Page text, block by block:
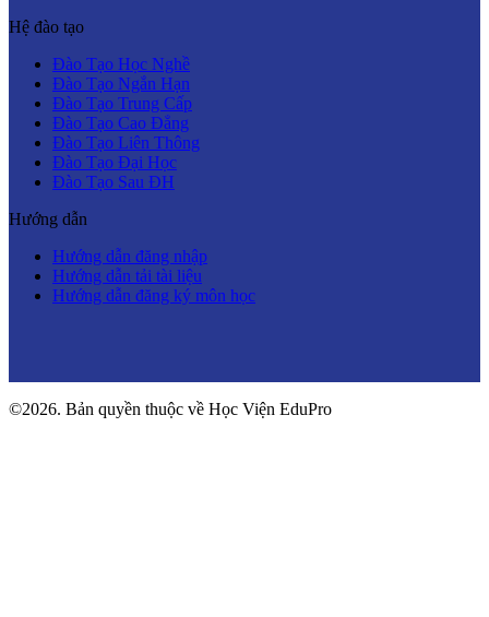
Hệ đào tạo
Đào Tạo Học Nghề
Đào Tạo Ngắn Hạn
Đào Tạo Trung Cấp
Đào Tạo Cao Đẳng
Đào Tạo Liên Thông
Đào Tạo Đại Học
Đào Tạo Sau ĐH
Hướng dẫn
Hướng dẫn đăng nhập
Hướng dẫn tải tài liệu
Hướng dẫn đăng ký môn học
©2026. Bản quyền thuộc về Học Viện EduPro